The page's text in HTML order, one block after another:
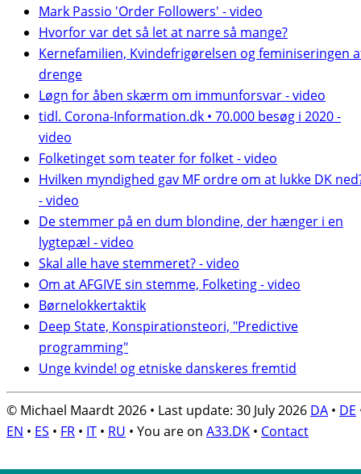
Mark Passio 'Order Followers' - video
Hvorfor var det så let at narre så mange?
Kernefamilien, Kvindefrigørelsen og feminiseringen
drenge
Løgn for åben skærm om immunforsvar - video
tidl. Corona-Information.dk • 70.000 besøg i 2020 -
video
Folketinget som teater for folket - video
Hvilken myndighed gav MF ordre om at lukke DK
- video
De stemmer på en dum blondine, der hænger i en
lygtepæl - video
Skal alle have stemmeret? - video
Om at AFGIVE sin stemme, Folketing - video
Børnelokkertaktik
Deep State, Konspirationsteori, "Predictive
programming"
Unge kvinde! og etniske danskeres fremtid
© Michael Maardt 2026 • Last update: 30 July 2026 DA • DE
EN • ES • FR • IT • RU • You are on A33.DK • Contact